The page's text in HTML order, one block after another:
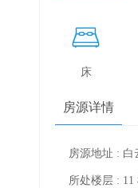
床
房源详情
房源地址 : 白
所处楼层 : 11